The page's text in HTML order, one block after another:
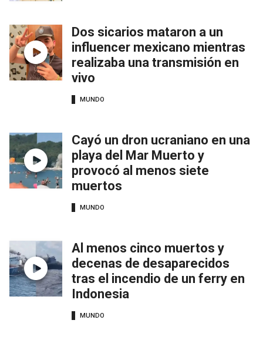
Dos sicarios mataron a un
influencer mexicano mientras
realizaba una transmisión en
vivo
MUNDO
Cayó un dron ucraniano en una
playa del Mar Muerto y
provocó al menos siete
muertos
MUNDO
Al menos cinco muertos y
decenas de desaparecidos
tras el incendio de un ferry en
Indonesia
MUNDO